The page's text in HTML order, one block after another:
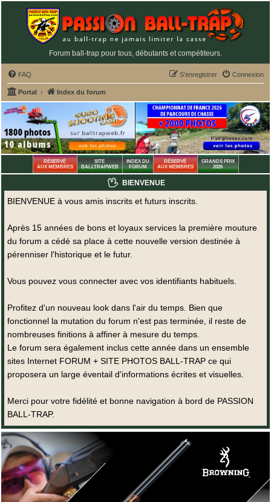
Forum ball-trap pour tous, débutants et compétiteurs.
FAQ Connexion
S’enregistrer
Portal Index du forum
RÉSERVÉ
AUX MEMBRES
SITE
BALLTRAPWEB
INDEX DU
FORUM
RÉSERVÉ
AUX MEMBRES
GRANDS PRIX
2026
BIENVENUE
BIENVENUE à vous amis inscrits et futurs inscrits.
Après 15 années de bons et loyaux services la première mouture
du forum a cédé sa place à cette nouvelle version destinée à
pérenniser l'historique et le futur.
Vous pouvez vous connecter avec vos identifiants habituels.
Profitez d'un nouveau look dans l'air du temps. Bien que
fonctionnel la mutation du forum n'est pas terminée, il reste de
nombreuses finitions à affiner à mesure du temps.
Le forum sera également inclus cette année dans un ensemble
sites Internet FORUM + SITE PHOTOS BALL-TRAP ce qui
proposera un large éventail d'informations écrites et visuelles.
Merci pour votre fidélité et bonne navigation à bord de PASSION
BALL-TRAP.